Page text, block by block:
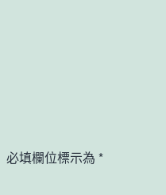
必填欄位標示為 *